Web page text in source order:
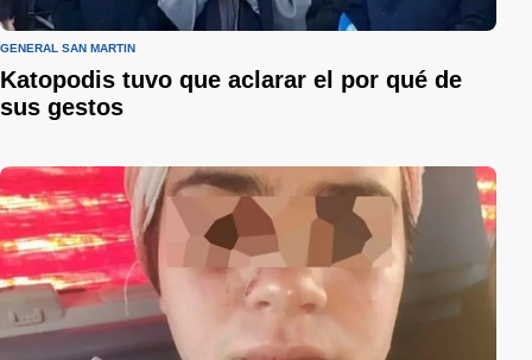
GENERAL SAN MARTÍN
Katopodis tuvo que aclarar el por qué de
sus gestos